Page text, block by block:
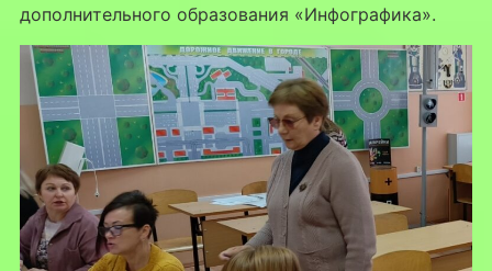
дополнительного образования «Инфографика».